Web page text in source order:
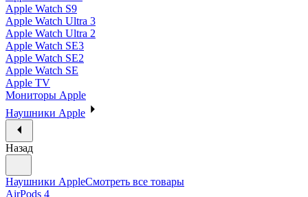
Apple Watch S9
Apple Watch Ultra 3
Apple Watch Ultra 2
Apple Watch SE3
Apple Watch SE2
Apple Watch SE
Apple TV
Мониторы Apple
Наушники Apple
Назад
Наушники AppleСмотреть все товары
AirPods 4